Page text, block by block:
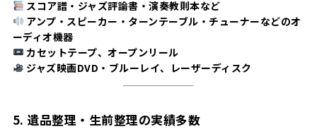
スコア譜・ジャズ評論書・演奏教則本など
アンプ・スピーカー・ターンテーブル・チューナーなどのオ
ーディオ機器
カセットテープ、オープンリール
ジャズ映画DVD・ブルーレイ、レーザーディスク
5. 遺品整理・生前整理の実績多数